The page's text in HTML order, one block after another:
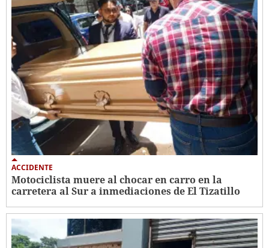
ACCIDENTE
Motociclista muere al chocar en carro en la
carretera al Sur a inmediaciones de El Tizatillo